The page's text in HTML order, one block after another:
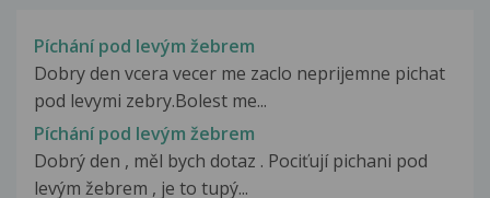
Píchání pod levým žebrem
Dobry den vcera vecer me zaclo neprijemne pichat
pod levymi zebry.Bolest me...
Píchání pod levým žebrem
Dobrý den , měl bych dotaz . Pociťují pichani pod
levým žebrem , je to tupý...